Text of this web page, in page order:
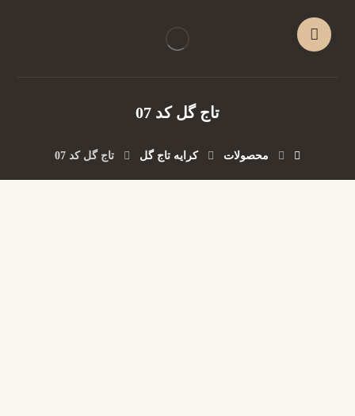
تاج گل کد 07
محصولات کرایه تاج گل تاج گل کد 07